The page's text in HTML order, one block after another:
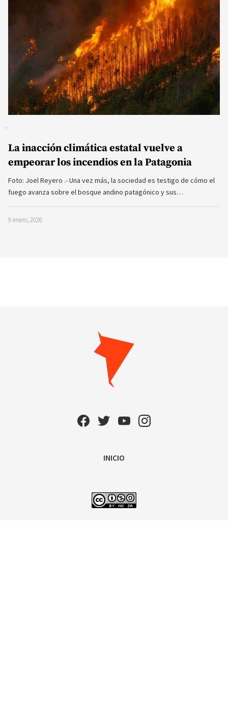
La inacción climática estatal vuelve a
empeorar los incendios en la Patagonia
Foto: Joel Reyero .- Una vez más, la sociedad es testigo de cómo el
fuego avanza sobre el bosque andino patagónico y sus…
9 enero, 2026
INICIO